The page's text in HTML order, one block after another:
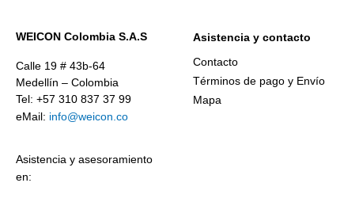
WEICON Colombia S.A.S
Calle 19 # 43b-64
Medellín – Colombia
Tel: +57 310 837 37 99
eMail: info@weicon.co
Asistencia y asesoramiento
en:
Asistencia y contacto
Contacto
Términos de pago y Envío
Mapa